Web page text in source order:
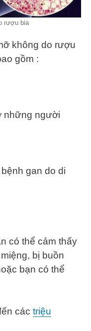
rượu bia
không do rượu
gồm :
những người
gan do di
có thể cảm thấy
bị buồn
bạn có thể
các triệu